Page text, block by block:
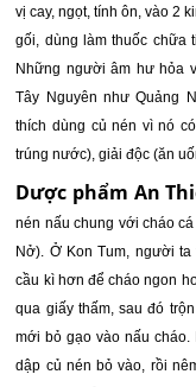
vị cay, ngọt, tính ôn, vào 2
gối, dùng làm thuốc chữa
Những người âm hư hỏa
Tây Nguyên như Quảng
thích dùng củ nén vì nó
trúng nước), giải độc (ăn
Dược phẩm An
nén nấu chung với cháo
Nở). Ở Kon Tum, người
cầu kì hơn để cháo ngon
qua giấy thấm, sau đó
mới bỏ gạo vào nấu
dập củ nén bỏ vào, rồi